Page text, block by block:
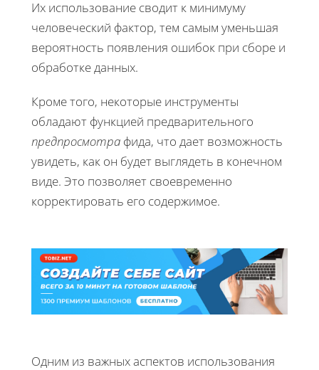
Их использование сводит к минимуму
человеческий фактор, тем самым уменьшая
вероятность появления ошибок при сборе и
обработке данных.
Кроме того, некоторые инструменты
обладают функцией предварительного
предпросмотра фида, что дает возможность
увидеть, как он будет выглядеть в конечном
виде. Это позволяет своевременно
корректировать его содержимое.
Одним из важных аспектов использования